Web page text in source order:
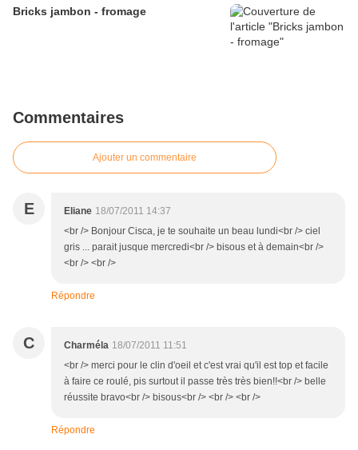
Bricks jambon - fromage
Commentaires
Ajouter un commentaire
E Eliane 18/07/2011 14:37
<br /> Bonjour Cisca, je te souhaite un beau lundi<br /> ciel
gris ... parait jusque mercredi<br /> bisous et à demain<br />
<br /> <br />
Répondre
C Charméla 18/07/2011 11:51
<br /> merci pour le clin d'oeil et c'est vrai qu'il est top et facile
à faire ce roulé, pis surtout il passe très très bien!!<br /> belle
réussite bravo<br /> bisous<br /> <br /> <br />
Répondre